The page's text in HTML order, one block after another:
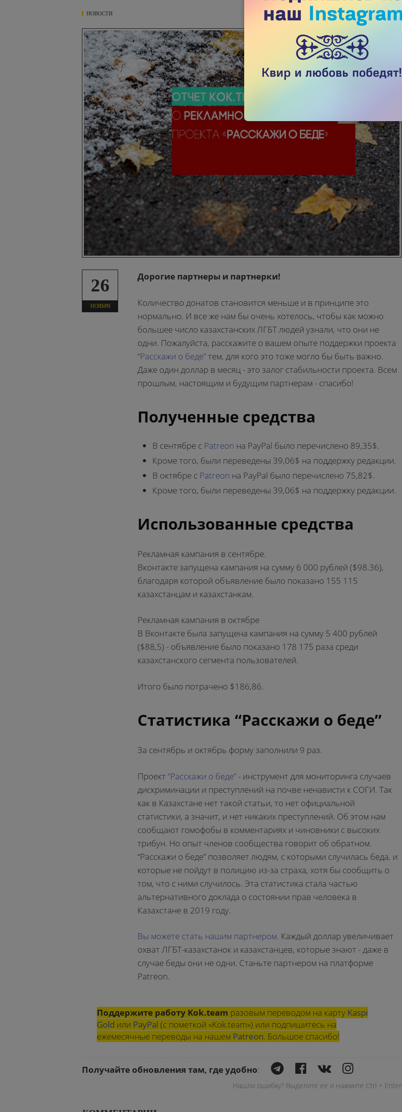
НОВОСТИ 26 НОЯБРЯ 2019 3075 
26
НОЯБРЯ
Дорогие партнеры и партнерки!
Количество донатов становится меньше и в принципе это
нормально. И все же нам бы очень хотелось, чтобы как можно
большее число казахстанских ЛГБТ людей узнали, что они не
одни. Пожалуйста, расскажите о вашем опыте поддержки проекта
“Расскажи о беде”тем, для кого это тоже могло бы быть важно.
Даже один доллар в месяц - это залог стабильности проекта. Всем
прошлым, настоящим и будущим партнерам - спасибо!
Полученные средства
В сентябре с Patreon на PayPal было перечислено 89,35$.
Кроме того, были переведены 39,06$ на поддержку редакции.
В октябре с Patreon на PayPal было перечислено 75,82$.
Кроме того, были переведены 39,06$ на поддержку редакции.
Использованные средства
Рекламная кампания в сентябре.
Вконтакте запущена кампания на сумму 6 000 рублей ($98.36),
благодаря которой объявление было показано 155 115
казахстанцам и казахстанкам.
Рекламная кампания в октябре
В Вконтакте была запущена кампания на сумму 5 400 рублей
($88,5) - объявление было показано 178 175 раза среди
казахстанского сегмента пользователей.
Итого было потрачено $186,86.
Статистика “Расскажи о беде”
За сентябрь и октябрь форму заполнили 9 раз.
Проект“Расскажи о беде” - инструмент для мониторинга случаев
дискриминации и преступлений на почве ненависти к СОГИ. Так
как в Казахстане нет такой статьи, то нет официальной
статистики, а значит, и нет никаких преступлений. Об этом нам
сообщают гомофобы в комментариях и чиновники с высоких
трибун. Но опыт членов сообщества говорит об обратном.
“Расскажи о беде” позволяет людям, с которыми случилась беда, и
которые не пойдут в полицию из-за страха, хотя бы сообщить о
том, что с ними случилось. Эта статистика стала частью
альтернативного доклада о состоянии прав человека в
Казахстане в 2019 году.
Вы можете стать нашим партнером. Каждый доллар увеличивает
охват ЛГБТ-казахстанок и казахстанцев, которые знают - даже в
случае беды они не одни. Станьте партнером на платформе
Patreon.
Поддержите работу Kok.team разовым переводом на карту Kaspi
Gold или PayPal (с пометкой «Kok.team») или подпишитесь на
ежемесячные переводы на нашем Patreon. Большое спасибо!
Получайте обновления там, где удобно:
Нашли ошибку? Выделите ее и нажмите Ctrl + Enter